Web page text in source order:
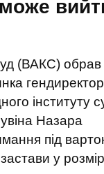
(ВАКС) обрав
інституту
Назара
під
у